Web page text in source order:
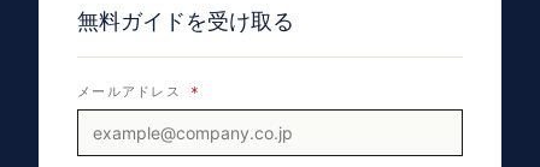
無料ガイドを受け取る
メールアドレス *